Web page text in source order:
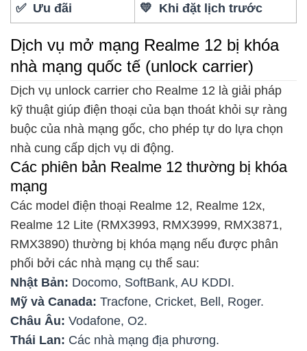
✅ Ưu đãi 💛 Khi đặt lịch trước
Dịch vụ mở mạng Realme 12 bị khóa
nhà mạng quốc tế (unlock carrier)
Dịch vụ unlock carrier cho Realme 12 là giải pháp
kỹ thuật giúp điện thoại của bạn thoát khỏi sự ràng
buộc của nhà mạng gốc, cho phép tự do lựa chọn
nhà cung cấp dịch vụ di động.
Các phiên bản Realme 12 thường bị khóa
mạng
Các model điện thoại Realme 12, Realme 12x,
Realme 12 Lite (RMX3993, RMX3999, RMX3871,
RMX3890) thường bị khóa mạng nếu được phân
phối bởi các nhà mạng cụ thể sau:
Nhật Bản: Docomo, SoftBank, AU KDDI.
Mỹ và Canada: Tracfone, Cricket, Bell, Roger.
Châu Âu: Vodafone, O2.
Thái Lan: Các nhà mạng địa phương.